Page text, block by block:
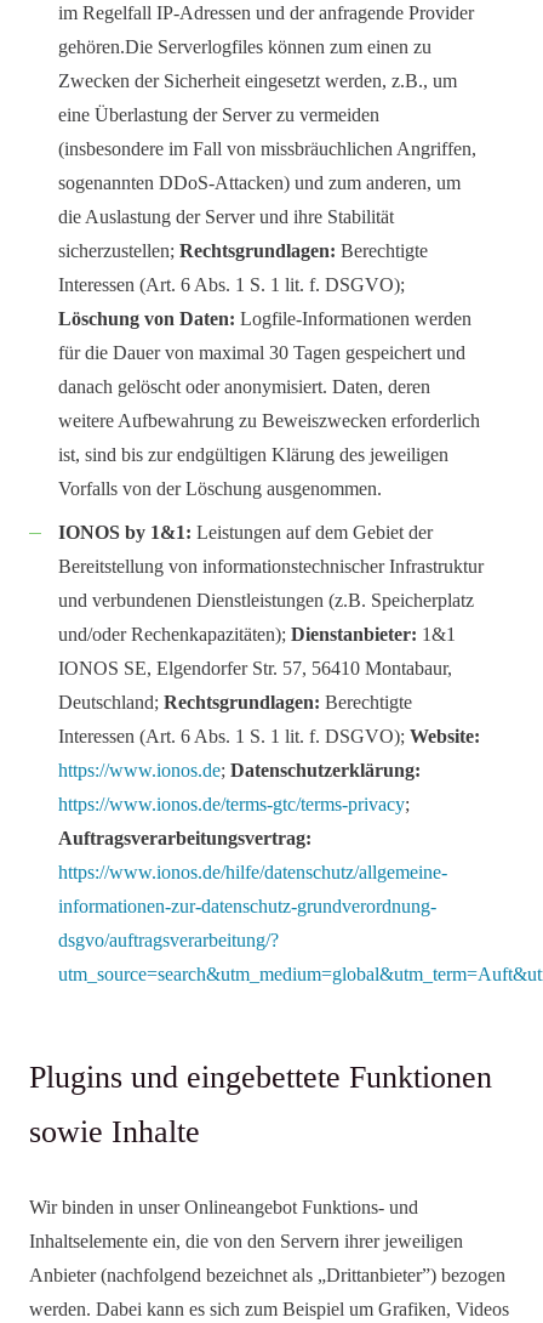
im Regelfall IP-Adressen und der anfragende Provider
gehören.Die Serverlogfiles können zum einen zu
Zwecken der Sicherheit eingesetzt werden, z.B., um
eine Überlastung der Server zu vermeiden
(insbesondere im Fall von missbräuchlichen Angriffen,
sogenannten DDoS-Attacken) und zum anderen, um
die Auslastung der Server und ihre Stabilität
sicherzustellen; Rechtsgrundlagen: Berechtigte
Interessen (Art. 6 Abs. 1 S. 1 lit. f. DSGVO);
Löschung von Daten: Logfile-Informationen werden
für die Dauer von maximal 30 Tagen gespeichert und
danach gelöscht oder anonymisiert. Daten, deren
weitere Aufbewahrung zu Beweiszwecken erforderlich
ist, sind bis zur endgültigen Klärung des jeweiligen
Vorfalls von der Löschung ausgenommen.
IONOS by 1&1: Leistungen auf dem Gebiet der
Bereitstellung von informationstechnischer Infrastruktur
und verbundenen Dienstleistungen (z.B. Speicherplatz
und/oder Rechenkapazitäten); Dienstanbieter: 1&1
IONOS SE, Elgendorfer Str. 57, 56410 Montabaur,
Deutschland; Rechtsgrundlagen: Berechtigte
Interessen (Art. 6 Abs. 1 S. 1 lit. f. DSGVO); Website:
https://www.ionos.de; Datenschutzerklärung:
https://www.ionos.de/terms-gtc/terms-privacy;
Auftragsverarbeitungsvertrag:
https://www.ionos.de/hilfe/datenschutz/allgemeine-
informationen-zur-datenschutz-grundverordnung-
dsgvo/auftragsverarbeitung/?
Plugins und eingebettete Funktionen
sowie Inhalte
Wir binden in unser Onlineangebot Funktions- und
Inhaltselemente ein, die von den Servern ihrer jeweiligen
Anbieter (nachfolgend bezeichnet als „Drittanbieter”) bezogen
werden. Dabei kann es sich zum Beispiel um Grafiken, Videos